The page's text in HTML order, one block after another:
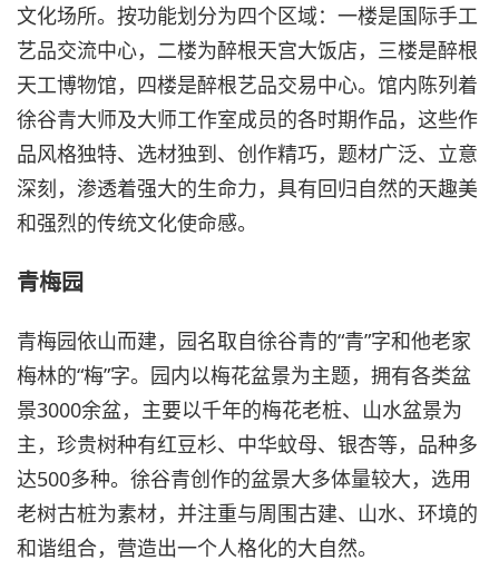
文化场所。按功能划分为四个区域：一楼是国际手工
艺品交流中心，二楼为醉根天宫大饭店，三楼是醉根
天工博物馆，四楼是醉根艺品交易中心。馆内陈列着
徐谷青大师及大师工作室成员的各时期作品，这些作
品风格独特、选材独到、创作精巧，题材广泛、立意
深刻，渗透着强大的生命力，具有回归自然的天趣美
和强烈的传统文化使命感。
青梅园
青梅园依山而建，园名取自徐谷青的“青”字和他老家
梅林的“梅”字。园内以梅花盆景为主题，拥有各类盆
景3000余盆，主要以千年的梅花老桩、山水盆景为
主，珍贵树种有红豆杉、中华蚊母、银杏等，品种多
达500多种。徐谷青创作的盆景大多体量较大，选用
老树古桩为素材，并注重与周围古建、山水、环境的
和谐组合，营造出一个人格化的大自然。